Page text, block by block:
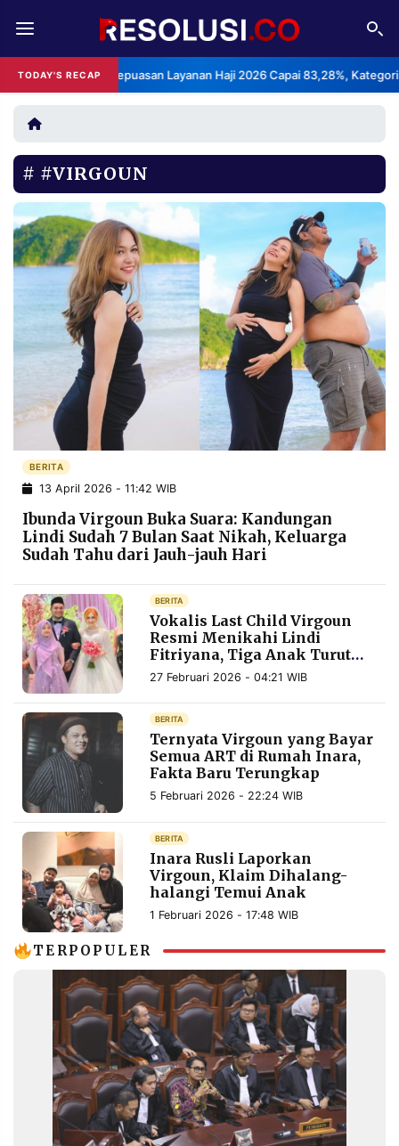
TODAY'S RECAP
Indeks Kepuasan Layanan Haji 2026 Capai 83,28%, Kategori Sangat
REDAKSI TENTANG
RESOLUSI IKLAN
RUBRIKASI
EDITORIAL AKSARA
FINANSIA PERSONA
DAERAH NASIONAL
MANCA SPORT
INFORMASI
PRIVACY
POLICY
BERITA
WARGA
INFORMASI
IKLAN
KIRIM
PENGADUAN TERM
SERVICE
IKUTI
KAMI
©
PT.
RESOLUSI
MEDIA
©
Resolusi.co
PRAMUDITA
#VIRGOUN
BERITA
13 April 2026 - 11:42 WIB
Ibunda Virgoun Buka Suara: Kandungan
Lindi Sudah 7 Bulan Saat Nikah, Keluarga
Sudah Tahu dari Jauh-jauh Hari
BERITA
Vokalis Last Child Virgoun
Resmi Menikahi Lindi
Fitriyana, Tiga Anak Turut
Dampingi di Pelaminan
27 Februari 2026 - 04:21 WIB
BERITA
Ternyata Virgoun yang Bayar
Semua ART di Rumah Inara,
Fakta Baru Terungkap
5 Februari 2026 - 22:24 WIB
BERITA
Inara Rusli Laporkan
Virgoun, Klaim Dihalang-
halangi Temui Anak
1 Februari 2026 - 17:48 WIB
TERPOPULER